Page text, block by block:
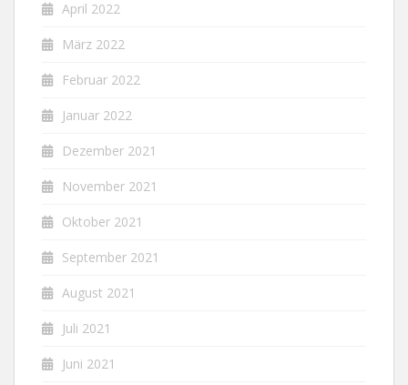
April 2022
März 2022
Februar 2022
Januar 2022
Dezember 2021
November 2021
Oktober 2021
September 2021
August 2021
Juli 2021
Juni 2021